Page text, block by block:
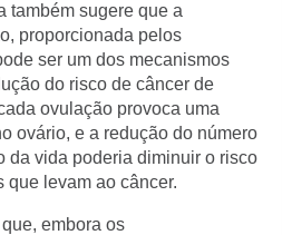
também sugere que a
proporcionada pelos
ser um dos mecanismos
do risco de câncer de
ovulação provoca uma
ovário, e a redução do número
da vida poderia diminuir o risco
que levam ao câncer.
embora os